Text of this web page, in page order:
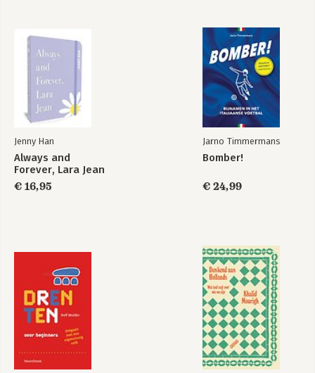
Bekijk alle boeken
Jenny Han
Always and
Forever, Lara Jean
€ 16,95
Jarno Timmermans
Bomber!
€ 24,99